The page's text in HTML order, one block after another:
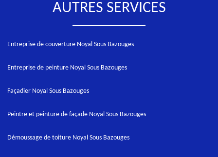
AUTRES SERVICES
Entreprise de couverture Noyal Sous Bazouges
Entreprise de peinture Noyal Sous Bazouges
Façadier Noyal Sous Bazouges
Peintre et peinture de façade Noyal Sous Bazouges
Démoussage de toiture Noyal Sous Bazouges